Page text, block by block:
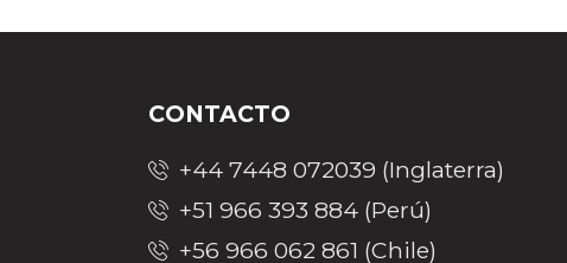
CONTACTO
+44 7448 072039 (Inglaterra)
+51 966 393 884 (Perú)
+56 966 062 861 (Chile)